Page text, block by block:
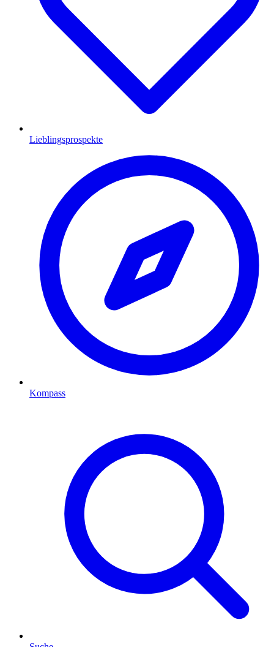
Lieblingsprospekte
Kompass